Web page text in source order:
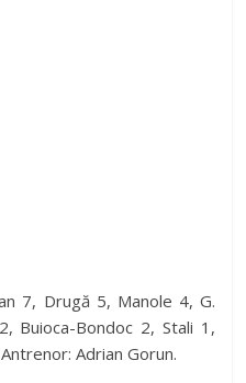
7, Drugă 5, Manole 4, G.
Buioca-Bondoc 2, Stali 1,
Adrian Gorun.